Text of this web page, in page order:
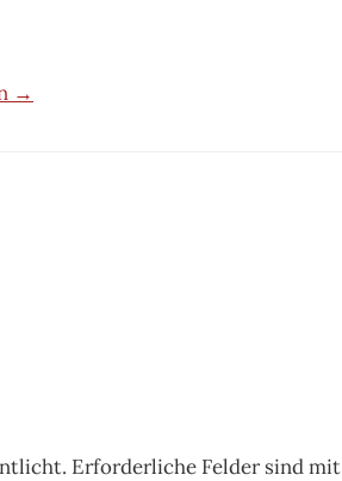
→
Erforderliche Felder sind mit